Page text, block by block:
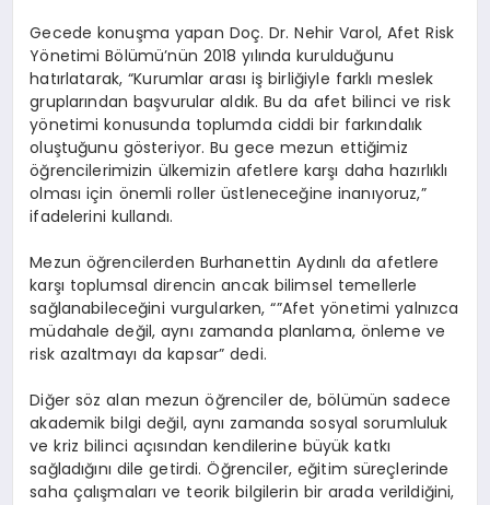
Gecede konuşma yapan Doç. Dr. Nehir Varol, Afet Risk
Yönetimi Bölümü’nün 2018 yılında kurulduğunu
hatırlatarak, “Kurumlar arası iş birliğiyle farklı meslek
gruplarından başvurular aldık. Bu da afet bilinci ve risk
yönetimi konusunda toplumda ciddi bir farkındalık
oluştuğunu gösteriyor. Bu gece mezun ettiğimiz
öğrencilerimizin ülkemizin afetlere karşı daha hazırlıklı
olması için önemli roller üstleneceğine inanıyoruz,”
ifadelerini kullandı.
Mezun öğrencilerden Burhanettin Aydınlı da afetlere
karşı toplumsal direncin ancak bilimsel temellerle
sağlanabileceğini vurgularken, “”Afet yönetimi yalnızca
müdahale değil, aynı zamanda planlama, önleme ve
risk azaltmayı da kapsar” dedi.
Diğer söz alan mezun öğrenciler de, bölümün sadece
akademik bilgi değil, aynı zamanda sosyal sorumluluk
ve kriz bilinci açısından kendilerine büyük katkı
sağladığını dile getirdi. Öğrenciler, eğitim süreçlerinde
saha çalışmaları ve teorik bilgilerin bir arada verildiğini,